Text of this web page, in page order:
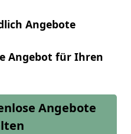
Angebote
Angebot für Ihren
Angebote